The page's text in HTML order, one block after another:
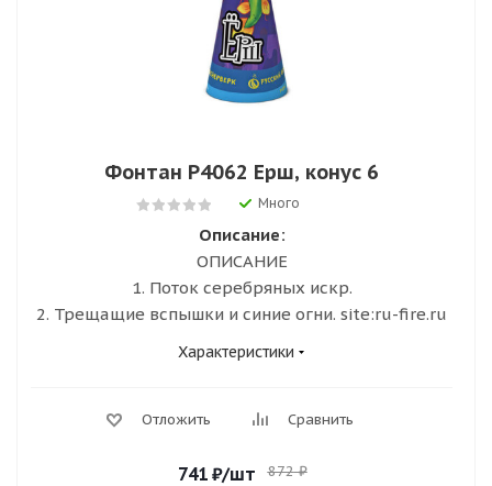
Фонтан Р4062 Ерш, конус 6
Много
Описание:
ОПИСАНИЕ
1. Поток серебряных искр.
2. Трещащие вспышки и синие огни. site:ru-fire.ru
Характеристики
Отложить Сравнить
741₽/шт 872₽